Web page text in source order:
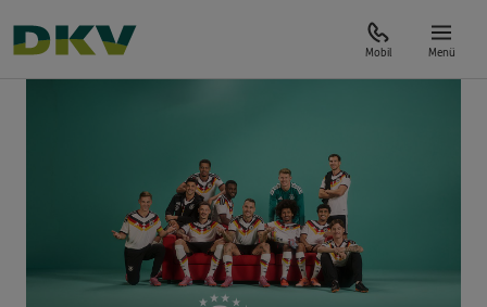
Mobil Menü